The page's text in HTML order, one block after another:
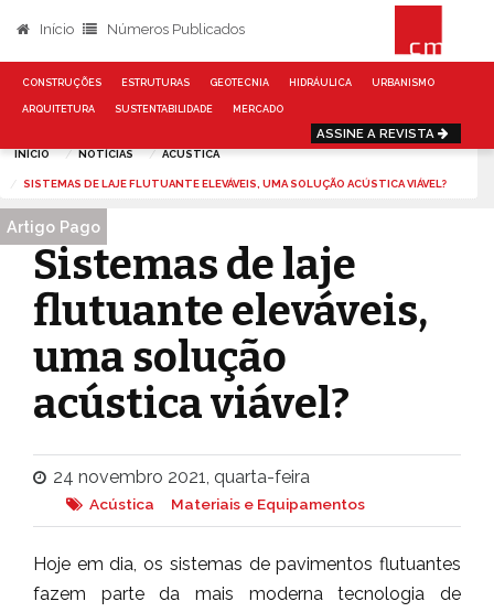
Início Números Publicados
CONSTRUÇÕES ESTRUTURAS GEOTECNIA HIDRÁULICA URBANISMO
ARQUITETURA SUSTENTABILIDADE MERCADO
ASSINE A REVISTA
INÍCIO NOTÍCIAS ACUSTICA
SISTEMAS DE LAJE FLUTUANTE ELEVÁVEIS, UMA SOLUÇÃO ACÚSTICA VIÁVEL?
Sistemas de laje
flutuante eleváveis,
uma solução
acústica viável?
Artigo Pago
24 novembro 2021, quarta-feira
Acústica Materiais e Equipamentos
Hoje em dia, os sistemas de pavimentos flutuantes
fazem parte da mais moderna tecnologia de